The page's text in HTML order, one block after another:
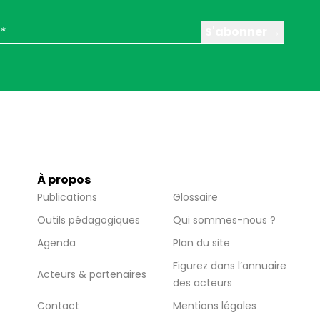
À propos
Publications
Glossaire
Outils pédagogiques
Qui sommes-nous ?
Agenda
Plan du site
Acteurs & partenaires
Figurez dans l’annuaire
des acteurs
Contact
Mentions légales